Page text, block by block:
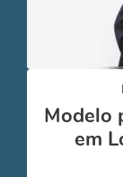
Modelo
em